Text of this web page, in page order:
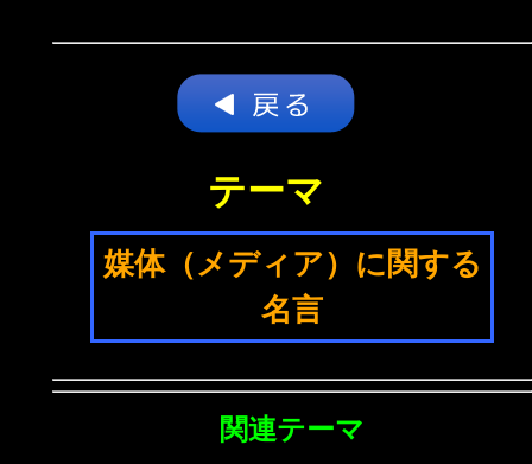
テーマ
媒体（メディア）に関する
名言
関連テーマ